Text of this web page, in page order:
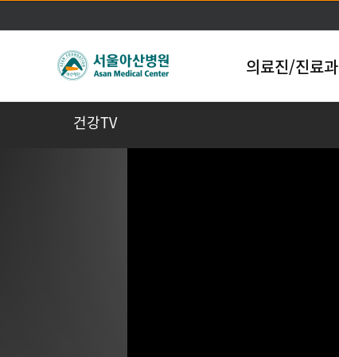
의료진/진료과
건강TV